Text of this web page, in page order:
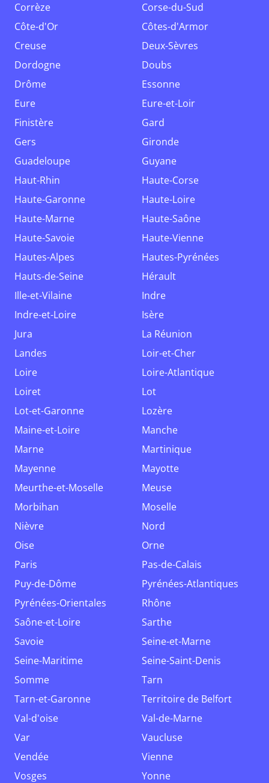
Corrèze
Corse-du-Sud
Côte-d'Or
Côtes-d'Armor
Creuse
Deux-Sèvres
Dordogne
Doubs
Drôme
Essonne
Eure
Eure-et-Loir
Finistère
Gard
Gers
Gironde
Guadeloupe
Guyane
Haut-Rhin
Haute-Corse
Haute-Garonne
Haute-Loire
Haute-Marne
Haute-Saône
Haute-Savoie
Haute-Vienne
Hautes-Alpes
Hautes-Pyrénées
Hauts-de-Seine
Hérault
Ille-et-Vilaine
Indre
Indre-et-Loire
Isère
Jura
La Réunion
Landes
Loir-et-Cher
Loire
Loire-Atlantique
Loiret
Lot
Lot-et-Garonne
Lozère
Maine-et-Loire
Manche
Marne
Martinique
Mayenne
Mayotte
Meurthe-et-Moselle
Meuse
Morbihan
Moselle
Nièvre
Nord
Oise
Orne
Paris
Pas-de-Calais
Puy-de-Dôme
Pyrénées-Atlantiques
Pyrénées-Orientales
Rhône
Saône-et-Loire
Sarthe
Savoie
Seine-et-Marne
Seine-Maritime
Seine-Saint-Denis
Somme
Tarn
Tarn-et-Garonne
Territoire de Belfort
Val-d'oise
Val-de-Marne
Var
Vaucluse
Vendée
Vienne
Vosges
Yonne